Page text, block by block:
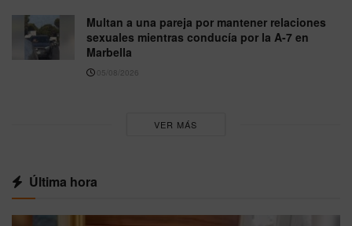
Multan a una pareja por mantener relaciones
sexuales mientras conducía por la A-7 en
Marbella
05/08/2026
VER MÁS
Última hora